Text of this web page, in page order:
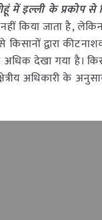
में इल्ली के प्रकोप
किया जाता है,
द्वारा
अधिक देखा गया
अधिकारी के